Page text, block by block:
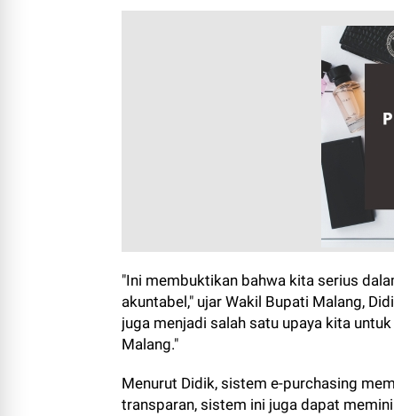
"Ini membuktikan bahwa kita serius
akuntabel," ujar Wakil Bupati Malang,
juga menjadi salah satu upaya kita
Malang."
Menurut Didik, sistem e-purchasing
transparan, sistem ini juga dapat